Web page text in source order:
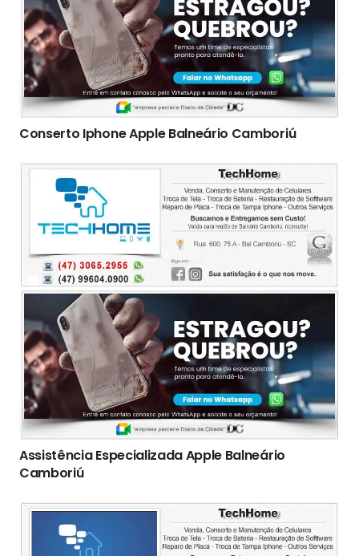
Conserto Iphone Apple Balneário Camboriú
Assistência Especializada Apple Balneário
Camboriú